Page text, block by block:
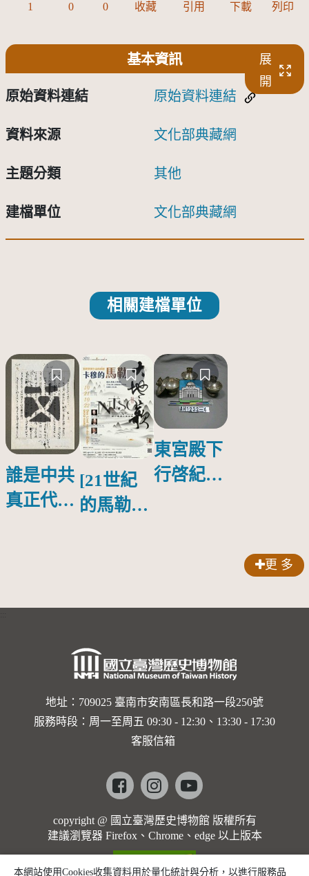
1 0 0 收藏 引用 下載 列印
基本資訊
展
開
原始資料連結 原始資料連結
資料來源 文化部典藏網
主題分類 其他
建檔單位 文化部典藏網
相關建檔單位
誰是中共
真正代言
[21世紀
的馬勒、
的依戀—
勒大地之
歌]【對
世界與生
命的依戀
馬勒大地
之歌】
東宮殿下
行啓紀念
更 多
地址：709025 臺南市安南區長和路一段250號
服務時段：周一至周五 09:30 - 12:30、13:30 - 17:30
客服信箱
Facebookinstagramyoutube
copyright @ 國立臺灣歷史博物館 版權所有
建議瀏覽器 Firefox、Chrome、edge 以上版本
本網站使用Cookies收集資料用於量化統計與分析，以進行服務品